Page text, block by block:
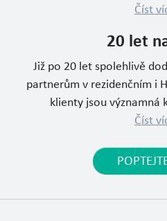
Číst
20 let
Již po 20 let spolehlivě
partnerům v rezidenčním i
klienty jsou významná
Číst